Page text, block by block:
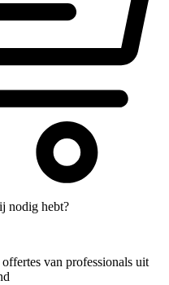
nodig hebt?
van professionals uit